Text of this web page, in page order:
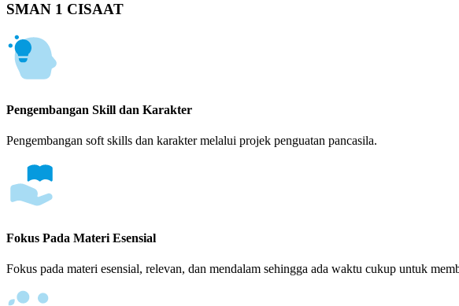
SMAN 1 CISAAT
Pengembangan Skill dan Karakter
Pengembangan soft skills dan karakter melalui projek penguatan pancasila.
Fokus Pada Materi Esensial
Fokus pada materi esensial, relevan, dan mendalam sehingga ada waktu cukup untuk